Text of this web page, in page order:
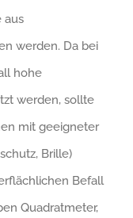
aus
werden. Da bei
hohe
werden, sollte
mit geeigneter
Brille)
Befall
Quadratmeter,